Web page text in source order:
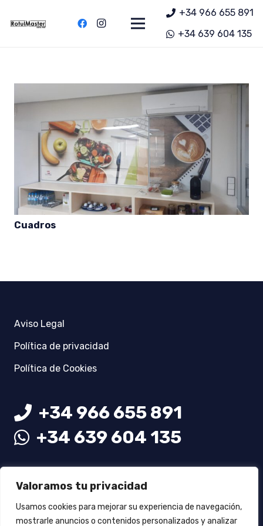
Valoramos tu privacidad
Usamos cookies para mejorar su experiencia de navegación,
mostrarle anuncios o contenidos personalizados y analizar
+34 966 655 891
+34 639 604 135
Cuadros
Aviso Legal
Política de privacidad
Política de Cookies
+34 966 655 891
+34 639 604 135
info@rotulmaster.com